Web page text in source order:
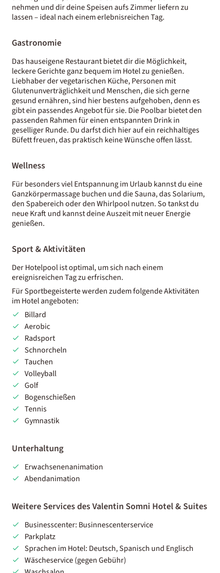
nehmen und dir deine Speisen aufs Zimmer liefern zu
lassen – ideal nach einem erlebnisreichen Tag.
Gastronomie
Das hauseigene Restaurant bietet dir die Möglichkeit,
leckere Gerichte ganz bequem im Hotel zu genießen.
Liebhaber der vegetarischen Küche, Personen mit
Glutenunverträglichkeit und Menschen, die sich gerne
gesund ernähren, sind hier bestens aufgehoben, denn es
gibt ein passendes Angebot für sie. Die Poolbar bietet den
passenden Rahmen für einen entspannten Drink in
geselliger Runde. Du darfst dich hier auf ein reichhaltiges
Büfett freuen, das praktisch keine Wünsche offen lässt.
Wellness
Für besonders viel Entspannung im Urlaub kannst du eine
Ganzkörpermassage buchen und die Sauna, das Solarium,
den Spabereich oder den Whirlpool nutzen. So tankst du
neue Kraft und kannst deine Auszeit mit neuer Energie
genießen.
Sport & Aktivitäten
Der Hotelpool ist optimal, um sich nach einem
ereignisreichen Tag zu erfrischen.
Für Sportbegeisterte werden zudem folgende Aktivitäten
im Hotel angeboten:
Billard
Aerobic
Radsport
Schnorcheln
Tauchen
Volleyball
Golf
Bogenschießen
Tennis
Gymnastik
Unterhaltung
Erwachsenenanimation
Abendanimation
Weitere Services des Valentin Somni Hotel & Suites
Businesscenter: Businnescenterservice
Parkplatz
Sprachen im Hotel: Deutsch, Spanisch und Englisch
Wäscheservice (gegen Gebühr)